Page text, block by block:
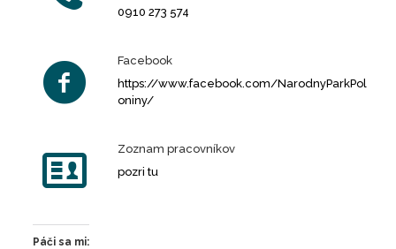
0910 273 574
Facebook
https://www.facebook.com/NarodnyParkPol
oniny/
Zoznam pracovníkov
pozri tu
Páči sa mi: